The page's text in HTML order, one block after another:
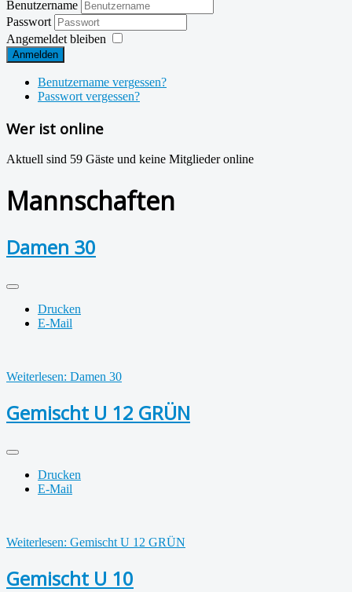
Benutzername
Passwort
Angemeldet bleiben
Anmelden
Benutzername vergessen?
Passwort vergessen?
Wer ist online
Aktuell sind 59 Gäste und keine Mitglieder online
Mannschaften
Damen 30
Drucken
E-Mail
Weiterlesen: Damen 30
Gemischt U 12 GRÜN
Drucken
E-Mail
Weiterlesen: Gemischt U 12 GRÜN
Gemischt U 10